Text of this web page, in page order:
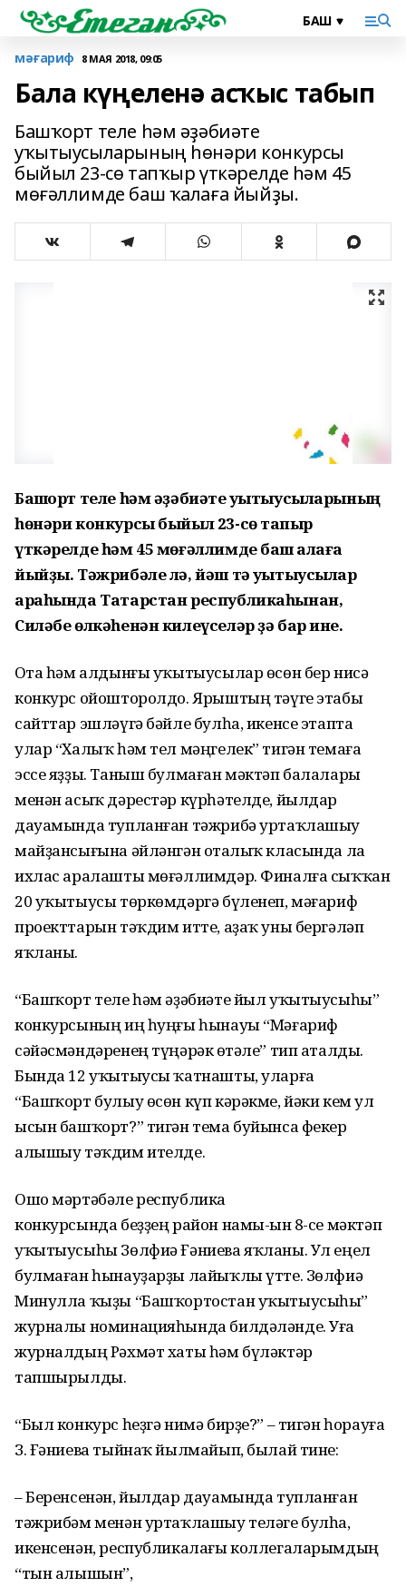
мәғариф 8 МАЯ 2018, 09:05
Бала күңеленә асҡыс табып
Башҡорт теле һәм әҙәбиәте
уҡытыусыларының һөнәри конкурсы
быйыл 23-сө тапҡыр үткәрелде һәм 45
мөғәллимде баш ҡалаға йыйҙы.
Башҡорт теле һәм әҙәбиәте уҡытыусыларының
һөнәри конкурсы быйыл 23-сө тапҡыр
үткәрелде һәм 45 мөғәллимде баш ҡалаға
йыйҙы. Тәжрибәле лә, йәш тә уҡытыусылар
араһында Татарстан республикаһынан,
Силәбе өлкәһенән килеүселәр ҙә бар ине.
Оҫта һәм алдынғы уҡытыусылар өсөн бер нисә
конкурс ойошторолдо. Ярыштың тәүге этабы
сайттар эшләүгә бәйле булһа, икенсе этапта
улар “Халыҡ һәм тел мәңгелек” тигән темаға
эссе яҙҙы. Таныш булмаған мәктәп балалары
менән асыҡ дәрестәр күрһәтелде, йылдар
дауамында тупланған тәжрибә уртаҡлашыу
майҙансығына әйләнгән оҫталыҡ класында ла
ихлас аралашты мөғәллимдәр. Финалға сыҡҡан
20 уҡытыусы төркөмдәргә бүленеп, мәғариф
проекттарын тәҡдим итте, аҙаҡ уны бергәләп
яҡланы.
“Башҡорт теле һәм әҙәбиәте йыл уҡытыусыһы”
конкурсының иң һуңғы һынауы “Мәғариф
сәйәсмәндәренең түңәрәк өҫтәле” тип аталды.
Бында 12 уҡытыусы ҡатнашты, уларға
“Башҡорт булыу өсөн күп кәрәкме, йәки кем ул
ысын башҡорт?” тигән тема буйынса фекер
алышыу тәҡдим ителде.
Ошо мәртәбәле республика
конкурсында беҙҙең район намы-ҫын 8-се мәктәп
уҡытыусыһы Зөлфиә Ғәниева яҡланы. Ул еңел
булмаған һынауҙарҙы лайыҡлы үтте. Зөлфиә
Минулла ҡыҙы “Башҡортостан уҡытыусыһы”
журналы номинацияһында билдәләнде. Уға
журналдың Рәхмәт хаты һәм бүләктәр
тапшырылды.
“Был конкурс һеҙгә нимә бирҙе?” – тигән һорауға
З. Ғәниева тыйнаҡ йылмайып, былай тине:
– Беренсенән, йылдар дауамында тупланған
тәжрибәм менән уртаҡлашыу теләге булһа,
икенсенән, республикалағы коллегаларымдың
“тын алышын”,